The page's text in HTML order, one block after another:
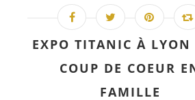
EXPO TITANIC À
COUP DE COEUR
FAMILLE